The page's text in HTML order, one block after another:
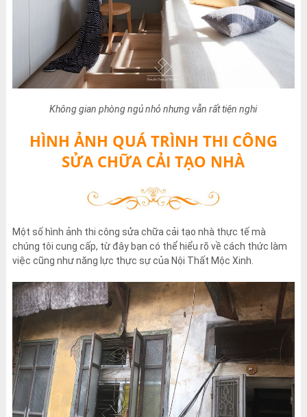
Không gian phòng ngủ nhỏ nhưng vẫn rất tiện nghi
HÌNH ẢNH QUÁ TRÌNH THI CÔNG
SỬA CHỮA CẢI TẠO NHÀ
Một số hình ảnh thi công sửa chữa cải tạo nhà thực tế mà
chúng tôi cung cấp, từ đây bạn có thể hiểu rõ về cách thức làm
việc cũng như năng lực thực sự của Nội Thất Mộc Xinh.